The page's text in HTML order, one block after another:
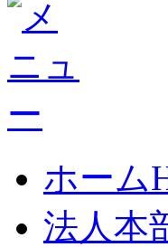
ホーム
法人本